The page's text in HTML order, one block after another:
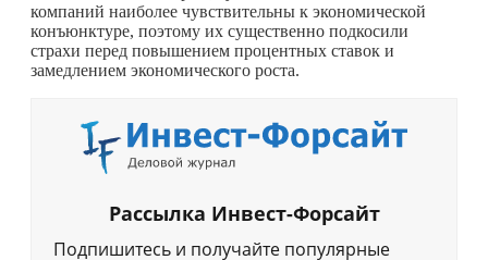
компаний наиболее чувствительны к экономической
конъюнктуре, поэтому их существенно подкосили
страхи перед повышением процентных ставок и
замедлением экономического роста.
Рассылка Инвест-Форсайт
Подпишитесь и получайте популярные